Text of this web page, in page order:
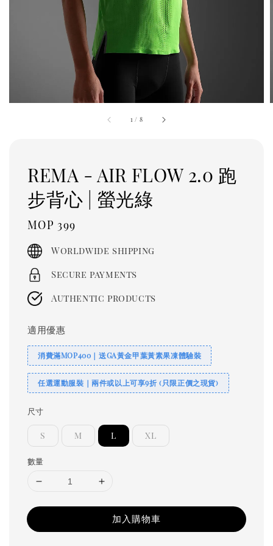
1 / 8
REMA - AIR FLOW 2.0 跑
步背心 | 螢光綠
Regular
price
MOP 399
Worldwide shipping
Secure payments
Authentic products
適用優惠
消費滿MOP400｜送GA黃金甲葉黃素果凍體驗裝
任選運動服裝｜兩件或以上可享9折 (只限正價之現貨)
尺寸
S M L XL
數量
加入購物車